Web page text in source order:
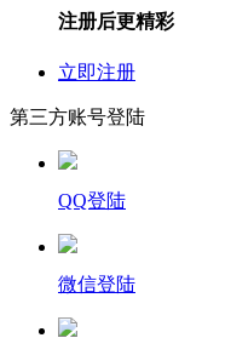
注册后更精彩
立即注册
第三方账号登陆
QQ登陆
微信登陆